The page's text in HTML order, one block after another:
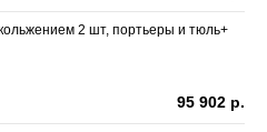
2 шт, портьеры и тюль+
95 902 р.